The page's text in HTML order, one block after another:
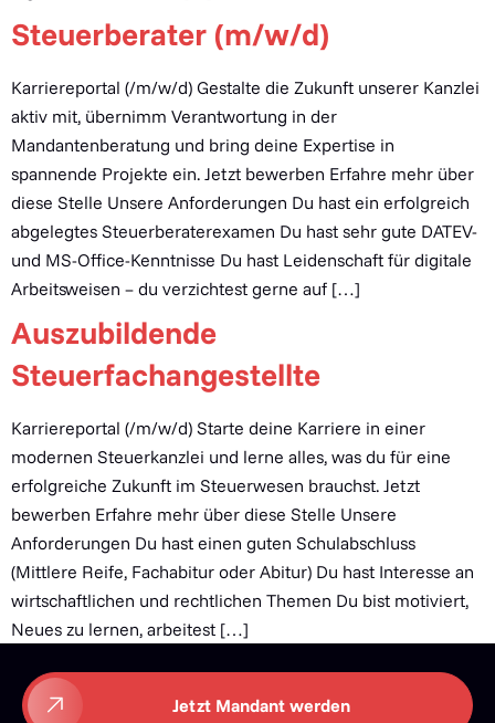
Steuerberater (m/w/d)
Karriereportal (/m/w/d) Gestalte die Zukunft unserer Kanzlei
aktiv mit, übernimm Verantwortung in der
Mandantenberatung und bring deine Expertise in
spannende Projekte ein. Jetzt bewerben Erfahre mehr über
diese Stelle Unsere Anforderungen Du hast ein erfolgreich
abgelegtes Steuerberaterexamen Du hast sehr gute DATEV-
und MS-Office-Kenntnisse Du hast Leidenschaft für digitale
Arbeitsweisen – du verzichtest gerne auf […]
Auszubildende
Steuerfachangestellte
Karriereportal (/m/w/d) Starte deine Karriere in einer
modernen Steuerkanzlei und lerne alles, was du für eine
erfolgreiche Zukunft im Steuerwesen brauchst. Jetzt
bewerben Erfahre mehr über diese Stelle Unsere
Anforderungen Du hast einen guten Schulabschluss
(Mittlere Reife, Fachabitur oder Abitur) Du hast Interesse an
wirtschaftlichen und rechtlichen Themen Du bist motiviert,
Neues zu lernen, arbeitest […]
Jetzt Mandant werden